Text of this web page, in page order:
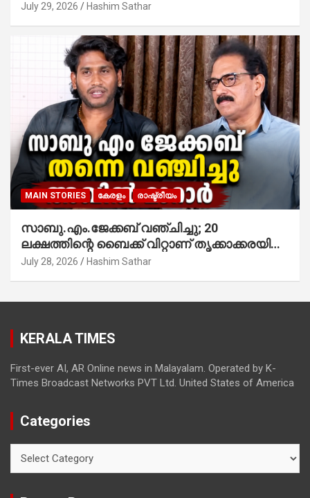
July 29, 2026 Hashim Sathar
MAIN STORIES കേരളം രാഷ്ട്രീയം
സാബു.എം.ജേക്കബ് വഞ്ചിച്ചു; 20
ലക്ഷത്തിന്റെ ബൈക്ക് വിറ്റാണ് തൃക്കാക്കരയില്‍
മത്സരിച്ചത്! പ്രചാരണത്തിന് രണ്ടേ രണ്ടുപേര്‍
അഖില്‍ മാരാര്‍ ട്വന്റി 20 വിട്ടു
July 28, 2026 Hashim Sathar
KERALA TIMES
First-ever AI, AR Online news in Malayalam. Operated by K-
Times Broadcast Networks PVT Ltd. United States of America
Categories